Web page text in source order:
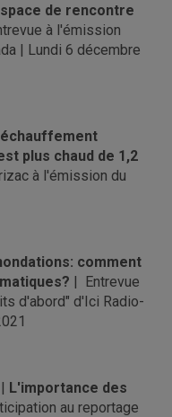
de rencontre
à l'émission
| Lundi 6 décembre
plus chaud de 1,2
à l'émission du
comment
| Entrevue
d'abord" d'Ici Radio-
L'importance des
au reportage